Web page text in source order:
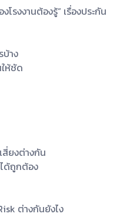
รงงานต้องรู้” เรื่องประกัน
บ้าง
ห้ชัด
สี่ยงต่างกัน
ด้ถูกต้อง
ต่างกันยังไง